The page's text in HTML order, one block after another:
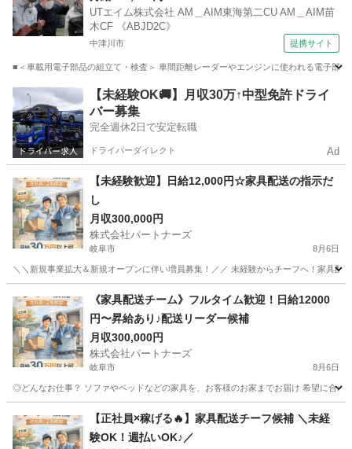
UTエイム株式会社 AM＿AIM東海第二CU AM＿AIM苗
木CF 《ABJD2C》
中津川市 提携サイト
■＜車載用電子部品の組立て・検査＞ 車間距離レーダーやエンジンに使われる電子部
中津川市 倉庫管理
【未経験OK🚚】月収30万↑中型免許ドライ
バー募集
完全週休2日で安定転職
ドライバーダイレクト Ad
【未経験歓迎】日給12,000円☆家具配送の指示だ
し
月収300,000円
株式会社パートナーズ
岐阜市 8月6日
＼＼新規事業拡大＆新規オープンに伴い増員募集！／／ 未経験からチーフへ！家具
配送 未経験
《家具配送チーム》フルタイム歓迎！日給12000
円〜昇給あり♪配送リーダー候補
月収300,000円
株式会社パートナーズ
岐阜市 8月6日
◎どんなお仕事？ ソファやベッドなどの家具を、お客様のお家までお届け 希望に合
配送 未経験
【正社員×稼げる🔥】家具配送チーフ候補 ＼未経
験OK！週払いOK♪／